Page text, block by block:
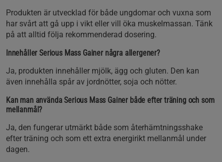
Produkten är utvecklad för både ungdomar och vuxna som
har svårt att gå upp i vikt eller vill öka muskelmassan. Tänk
på att alltid följa rekommenderad dosering.
Innehåller Serious Mass Gainer några allergener?
Ja, produkten innehåller mjölk, ägg och gluten. Den kan
även innehålla spår av jordnötter, soja och nötter.
Kan man använda Serious Mass Gainer både efter träning och som
mellanmål?
Ja, den fungerar utmärkt både som återhämtningsshake
efter träning och som ett extra energirikt mellanmål under
dagen.